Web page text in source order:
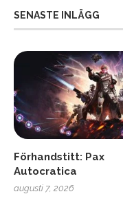
SENASTE INLÄGG
Förhandstitt: Pax
Autocratica
augusti 7, 2026